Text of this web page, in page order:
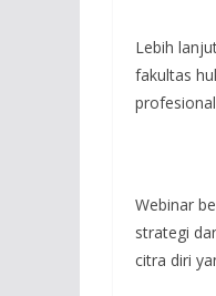
Lebih
fakultas
Webinar
strategi
citra diri